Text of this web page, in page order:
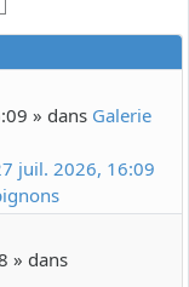
» dans Galerie
juil. 2026, 16:09
» dans